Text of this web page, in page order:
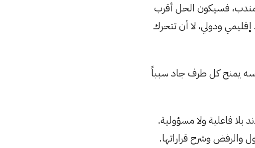
فسيكون الحل أقرب
ودولي، لا أن تتحرك
يمنح كل طرف جاد سبباً
بلا فاعلية ولا مسؤولية.
والرفض وشرح قراراتها.